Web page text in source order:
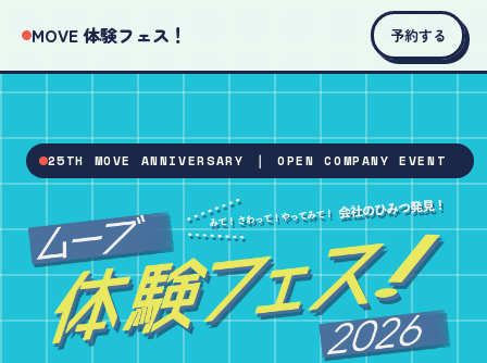
MOVE 体験フェス！ 予約する
25TH MOVE ANNIVERSARY ｜ OPEN COMPANY EVENT
ムーブ体験フェス！2026